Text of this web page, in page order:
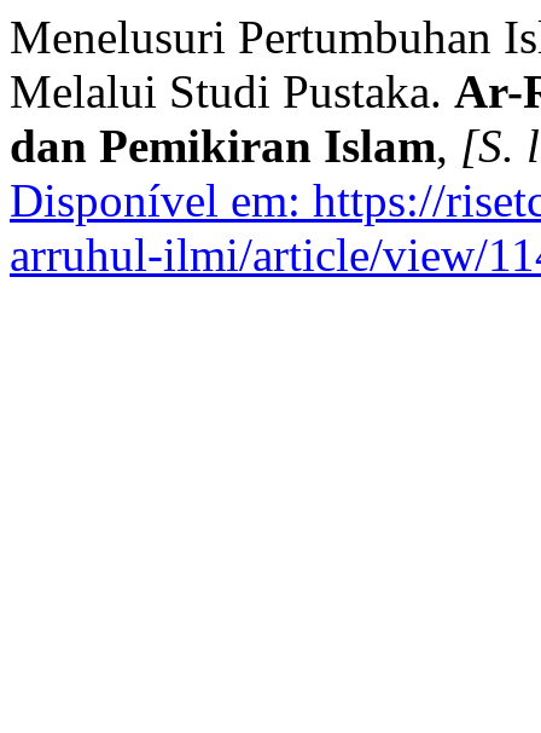
Menelusuri Pertumbuhan
Melalui Studi Pustaka. Ar-
dan Pemikiran Islam, [S.
Disponível em: https://
arruhul-ilmi/article/view/